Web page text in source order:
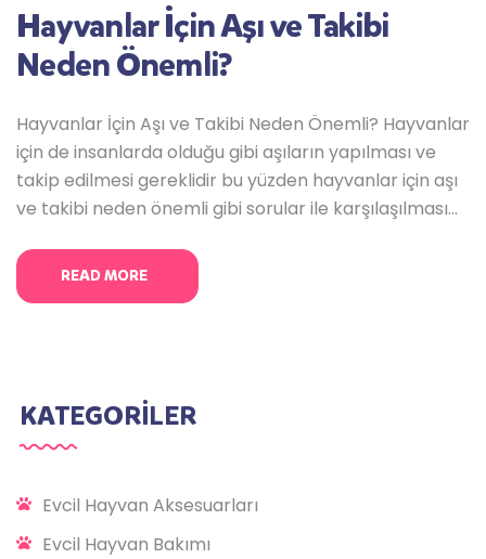
Hayvanlar İçin Aşı ve Takibi
Neden Önemli?
Hayvanlar İçin Aşı ve Takibi Neden Önemli? Hayvanlar
için de insanlarda olduğu gibi aşıların yapılması ve
takip edilmesi gereklidir bu yüzden hayvanlar için aşı
ve takibi neden önemli gibi sorular ile karşılaşılması
yaptırmadığı takdirde ne olacağını merak etmekte
ve veterinerle konuştuğunda kesinlikle yaptırılması
READ MORE
KATEGORİLER
Evcil Hayvan Aksesuarları
Evcil Hayvan Bakımı